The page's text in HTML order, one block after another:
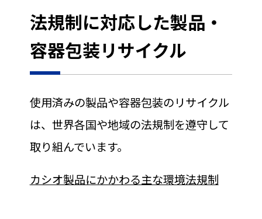
法規制に対応した製品・
容器包装リサイクル
使用済みの製品や容器包装のリサイクル
は、世界各国や地域の法規制を遵守して
取り組んでいます。
カシオ製品にかかわる主な環境法規制